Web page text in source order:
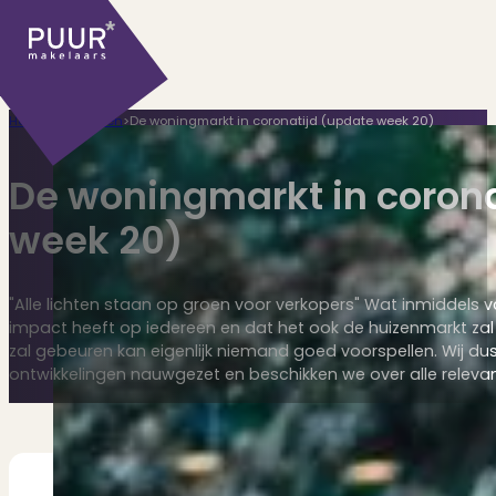
Huidige aanbod
Ontdek onze woningen..
Recentelijk verkocht
Net te laat? Kijk mee..
Huurwoningen
Home Huis kopen>De woningmarkt in coronatijd (update week 20)
De woningmarkt in
week 20)
"Alle lichten staan op groen voor verkopers" Wat inmiddels
impact heeft op iedereen en dat het ook de huizenmarkt
zal gebeuren kan eigenlijk niemand goed voorspellen. Wij
ontwikkelingen nauwgezet en beschikken we over alle